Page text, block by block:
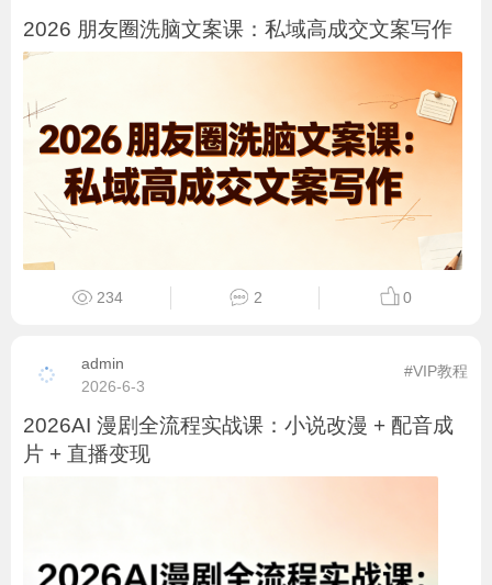
2026 朋友圈洗脑文案课：私域高成交文案写作
234 2 0
admin
2026-6-3
#VIP教程
2026AI 漫剧全流程实战课：小说改漫 + 配音成
片 + 直播变现